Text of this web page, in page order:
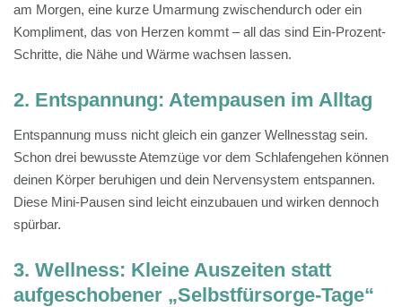
am Morgen, eine kurze Umarmung zwischendurch oder ein
Kompliment, das von Herzen kommt – all das sind Ein-Prozent-
Schritte, die Nähe und Wärme wachsen lassen.
2. Entspannung: Atempausen im Alltag
Entspannung muss nicht gleich ein ganzer Wellnesstag sein.
Schon drei bewusste Atemzüge vor dem Schlafengehen können
deinen Körper beruhigen und dein Nervensystem entspannen.
Diese Mini-Pausen sind leicht einzubauen und wirken dennoch
spürbar.
3. Wellness: Kleine Auszeiten statt
aufgeschobener „Selbstfürsorge-Tage“